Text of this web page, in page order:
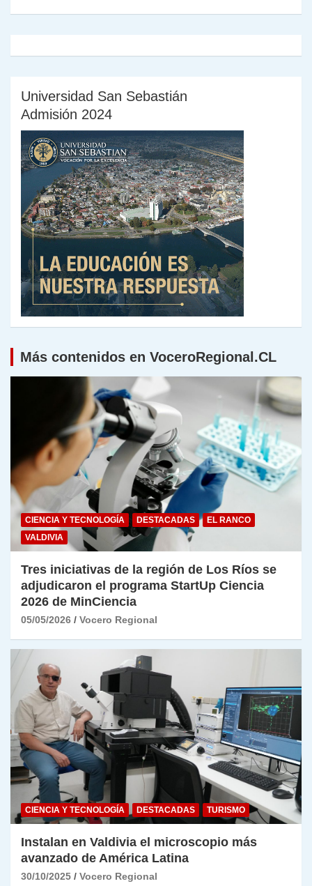
Universidad San Sebastián
Admisión 2024
Más contenidos en VoceroRegional.CL
CIENCIA Y TECNOLOGÍA DESTACADAS
EL RANCO
VALDIVIA
Tres iniciativas de la región de Los Ríos se
adjudicaron el programa StartUp Ciencia
2026 de MinCiencia
05/05/2026 Vocero Regional
CIENCIA Y TECNOLOGÍA DESTACADAS TURISMO
Instalan en Valdivia el microscopio más
avanzado de América Latina
30/10/2025 Vocero Regional